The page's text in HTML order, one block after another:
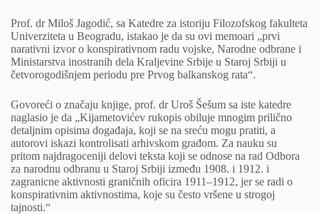
Prof. dr Miloš Jagodić, sa Katedre za istoriju Filozofskog fakulteta
Univerziteta u Beogradu, istakao je da su ovi memoari „prvi
narativni izvor o konspirativnom radu vojske, Narodne odbrane i
Ministarstva inostranih dela Kraljevine Srbije u Staroj Srbiji u
četvorogodišnjem periodu pre Prvog balkanskog rata“.
Govoreći o značaju knjige, prof. dr Uroš Šešum sa iste katedre
naglasio je da „Kijametovićev rukopis obiluje mnogim prilično
detaljnim opisima događaja, koji se na sreću mogu pratiti, a
autorovi iskazi kontrolisati arhivskom građom. Za nauku su
pritom najdragoceniji delovi teksta koji se odnose na rad Odbora
za narodnu odbranu u Staroj Srbiji između 1908. i 1912. i
zagranicne aktivnosti graničnih oficira 1911–1912, jer se radi o
konspirativnim aktivnostima, koje su često vršene u strogoj
tajnosti.“